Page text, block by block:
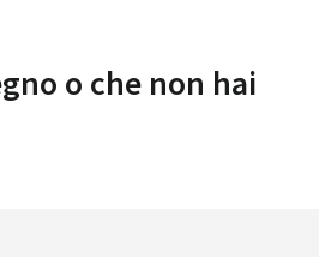
o che non hai